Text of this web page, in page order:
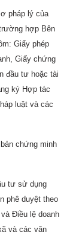
pháp lý của
hợp Bên
Giấy phép
Giấy chứng
đầu tư hoặc tài
ký Hợp tác
luật và các
chứng minh
tư sử dụng
phê duyệt theo
Điều lệ doanh
và các văn